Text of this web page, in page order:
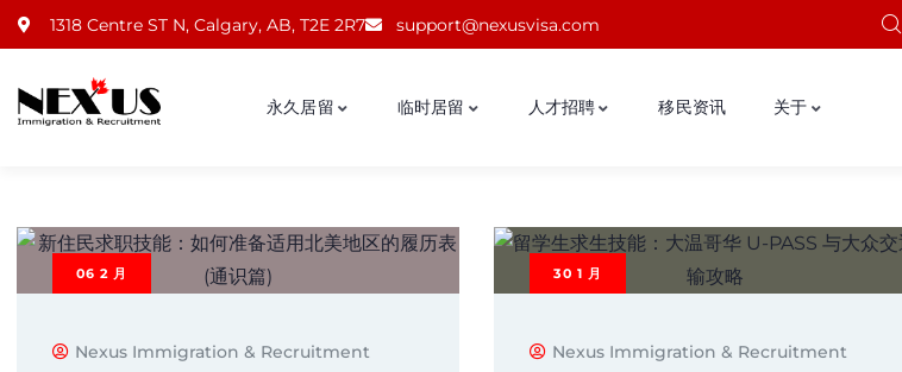
1318 Centre ST N, Calgary, AB, T2E 2R7 support@nexusvisa.com
永久居留 临时居留 人才招聘 移民资讯 关于
06 2 月
Nexus Immigration & Recruitment
30 1 月
Nexus Immigration & Recruitment